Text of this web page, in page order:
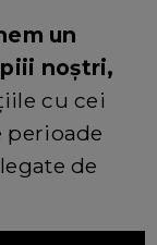
un
noștri,
cu cei
perioade
de